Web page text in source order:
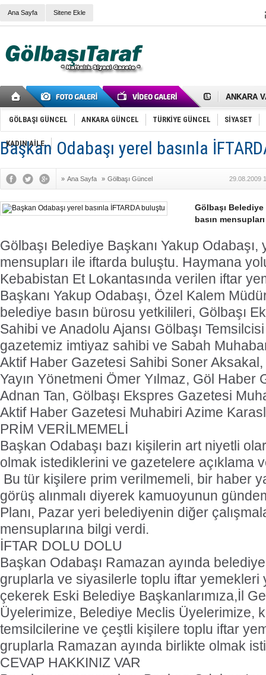
Ana Sayfa Sitene Ekle
ANKARA
Cemal
Samet
OLİMPİK
SÖZ
TÜRKİYE
SPOR
Mikail
Gölbaşı
GÖLBAŞI GÜNCEL ANKARA GÜNCEL TÜRKİYE GÜNCEL SİYASET
KADIN AİLE
Başkan Odabaşı yerel basınla
» Ana Sayfa » Gölbaşı Güncel 29.08.2009
Gölbaşı Belediye
basın
Gölbaşı Belediye Başkanı Yakup Odabaşı,
mensupları ile iftarda buluştu. Haymana
Kebabistan Et Lokantasında verilen iftar
Başkanı Yakup Odabaşı, Özel Kalem
belediye basın bürosu yetkilileri, Gölbaşı
Sahibi ve Anadolu Ajansı Gölbaşı
gazetemiz imtiyaz sahibi ve Sabah
Aktif Haber Gazetesi Sahibi Soner
Yayın Yönetmeni Ömer Yılmaz, Göl Haber
Adnan Tan, Gölbaşı Ekspres Gazetesi
Aktif Haber Gazetesi Muhabiri Azime
PRİM VERİLMEMELİ
Başkan Odabaşı bazı kişilerin art niyetli
olmak istediklerini ve gazetelere açıklama
 Bu tür kişilere prim verilmemeli, bir haber
görüş alınmalı diyerek kamuoyunun
Planı, Pazar yeri belediyenin diğer
mensuplarına bilgi verdi.
İFTAR DOLU DOLU
Başkan Odabaşı Ramazan ayında
gruplarla ve siyasilerle toplu iftar yemekleri
çekerek Eski Belediye Başkanlarımıza,İl
Üyelerimize, Belediye Meclis Üyelerimize,
temsilcilerine ve çeştli kişilere toplu iftar
gruplarla Ramazan ayında birlikte olmak
CEVAP HAKKINIZ VAR